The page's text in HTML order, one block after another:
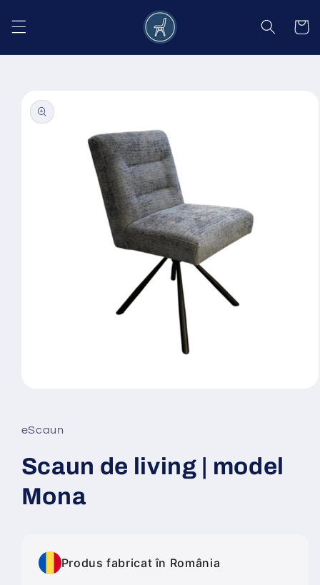
conținut
Coș
informațiile
despre
produs
într-
fereastră
modală
eScaun
Scaun de living | model
Mona
Produs fabricat în România